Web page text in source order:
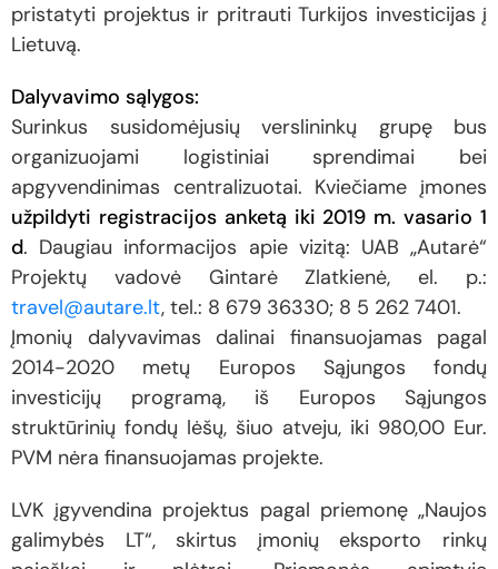
pristatyti projektus ir pritrauti Turkijos investicijas į
Lietuvą.
Dalyvavimo sąlygos:
Surinkus susidomėjusių verslininkų grupę bus
organizuojami logistiniai sprendimai bei
apgyvendinimas centralizuotai. Kviečiame įmones
užpildyti registracijos anketą iki 2019 m. vasario 1
d. Daugiau informacijos apie vizitą: UAB „Autarė“
Projektų vadovė Gintarė Zlatkienė, el. p.:
travel@autare.lt, tel.: 8 679 36330; 8 5 262 7401.
Įmonių dalyvavimas dalinai finansuojamas pagal
2014-2020 metų Europos Sąjungos fondų
investicijų programą, iš Europos Sąjungos
struktūrinių fondų lėšų, šiuo atveju, iki 980,00 Eur.
PVM nėra finansuojamas projekte.
LVK įgyvendina projektus pagal priemonę „Naujos
galimybės LT“, skirtus įmonių eksporto rinkų